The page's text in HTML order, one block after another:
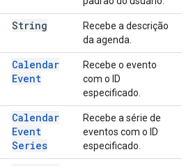
String
Recebe a descrição
da agenda.
Calendar
Event
Recebe o evento
com o ID
especificado.
Calendar
Event
Series
Recebe a série de
eventos com o ID
especificado.